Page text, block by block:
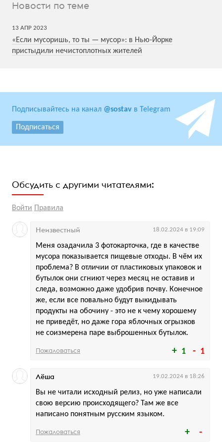
Новости по теме
13 АПР 2023
«Если мусоришь, то ты — мусор»: в Нью-Йорке
пристыдили нечистоплотных жителей
Подписывайтесь на канал @sostav в Telegram
Подписаться
Обсудить с другими читателями:
Войти Правила
1 1
Меня озадачила 3 фотокарточка, где в качестве
мусора показывается пищевые отходы. В чём их
проблема? В отличии от пластиковых упаковок и
бутылок они сгниют через месяц не оставив и
следа, возможно даже удобрив почву. Конечное
же, если все повально будут выкидывать
продукты на обочину - это не к чему хорошему
не приведёт, но даже гора яблочных огрызков
не соизмерена паре выброшенных бутылок.
Неизвестный 18.02.2024 в 19:09
Пожаловаться
Вы не читали исходный релиз, но уже написали
свою версию происходящего? Там же все
написано понятным русским языком.
Лёша 19.02.2024 в 18:26
Пожаловаться